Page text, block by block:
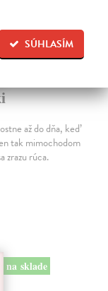
SÚHLASÍM
až do dňa, keď
tak mimochodom
zrazu rúca.
na sklade